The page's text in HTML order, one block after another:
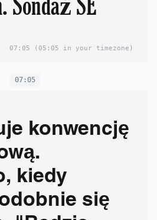
07:05 (05:05 in your timezone)
07:05
konwencję
kiedy
się